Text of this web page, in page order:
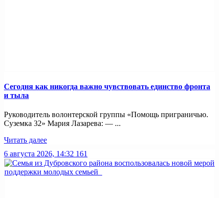
Сегодня как никогда важно чувствовать единство фронта
и тыла
Руководитель волонтерской группы «Помощь приграничью.
Суземка 32» Мария Лазарева: — ...
Читать далее
6 августа 2026, 14:32 161